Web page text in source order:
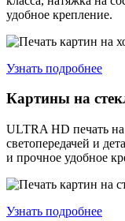
удобное крепление.
Узнать подробнее
Картины на
ULTRA HD печать
светопередачей и
и прочное удобное
Узнать подробнее